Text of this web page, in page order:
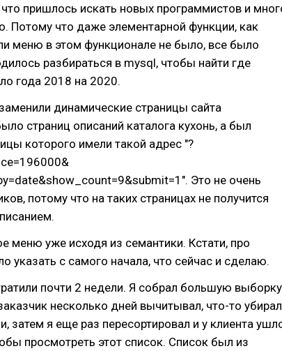
пришлось искать новых программистов и
Потому что даже элементарной функции, как
меню в этом функционале не было, все было
разбираться в mysql, чтобы найти где
года 2018 на 2020.
динамические страницы сайта
страниц описаний каталога кухонь, а был
которого имели такой адрес "?
Это не очень
потому что на таких страницах не получится
меню уже исходя из семантики. Кстати, про
указать с самого начала, что сейчас и сделаю.
почти 2 недели. Я собрал большую выборку
несколько дней вычитывал, что-то
затем я еще раз пересортировал и у клиента
просмотреть этот список. Список был из